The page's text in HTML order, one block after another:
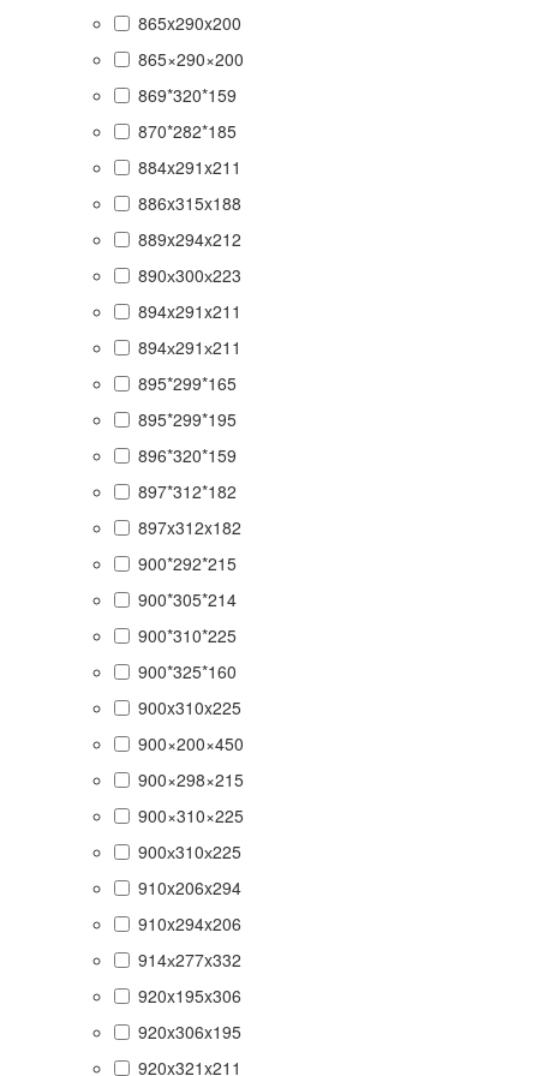
865x290x200
865×290×200
869*320*159
870*282*185
884x291x211
886x315x188
889x294x212
890х300х223
894x291x211
894х291х211
895*299*165
895*299*195
896*320*159
897*312*182
897x312x182
900*292*215
900*305*214
900*310*225
900*325*160
900x310x225
900×200×450
900×298×215
900×310×225
900х310х225
910x206x294
910x294x206
914х277x332
920x195x306
920x306x195
920x321x211